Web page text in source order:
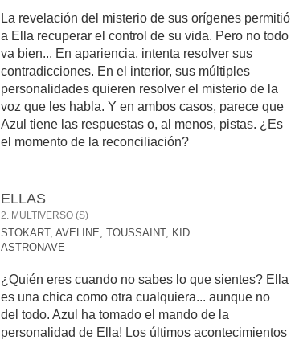
La revelación del misterio de sus orígenes permitió
a Ella recuperar el control de su vida. Pero no todo
va bien... En apariencia, intenta resolver sus
contradicciones. En el interior, sus múltiples
personalidades quieren resolver el misterio de la
voz que les habla. Y en ambos casos, parece que
Azul tiene las respuestas o, al menos, pistas. ¿Es
el momento de la reconciliación?
ELLAS
2. MULTIVERSO (S)
STOKART, AVELINE; TOUSSAINT, KID
ASTRONAVE
¿Quién eres cuando no sabes lo que sientes? Ella
es una chica como otra cualquiera... aunque no
del todo. Azul ha tomado el mando de la
personalidad de Ella! Los últimos acontecimientos